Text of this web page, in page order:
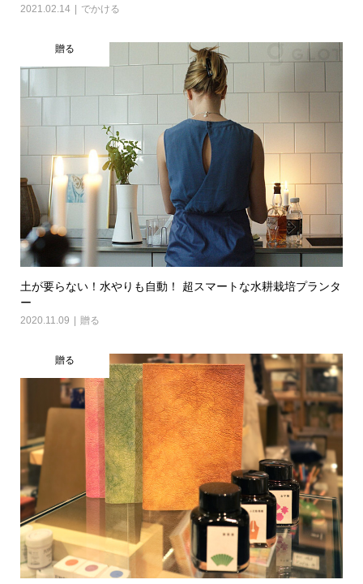
2021.02.14 でかける
贈る
土が要らない！水やりも自動！ 超スマートな水耕栽培プランタ
ー
2020.11.09 贈る
贈る